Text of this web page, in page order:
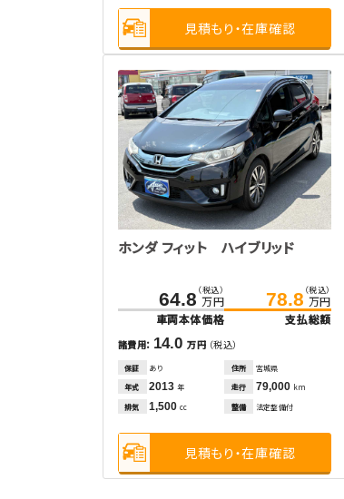
見積もり・在庫確認
ホンダ フィット ハイブリッド
64.8 （税込）
万円
車両本体価格
78.8 （税込）
万円
支払総額
諸費用： 14.0 万円 （税込）
保証 あり 住所
宮城県
年式
2013 年 走行 79,000 km
排気
1,500 cc 整備 法定整備付
見積もり・在庫確認